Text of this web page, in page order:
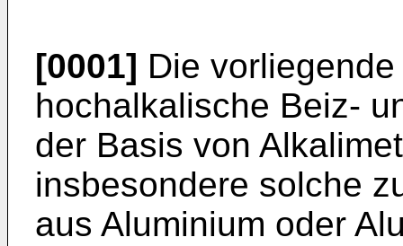
[0001] Die
hochalkalische Beiz-
der Basis von
insbesondere solche
aus Aluminium oder